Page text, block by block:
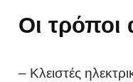
Οι τρόποι
– Κλειστές